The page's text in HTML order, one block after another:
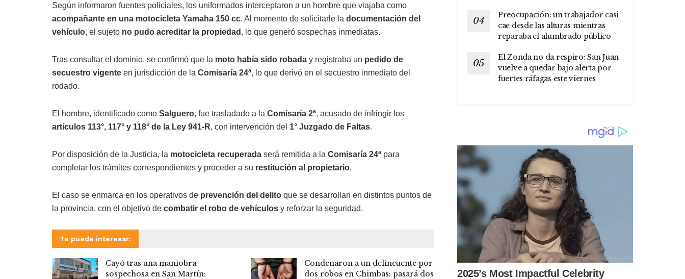
Según informaron fuentes policiales, los uniformados interceptaron a un hombre que viajaba como
acompañante en una motocicleta Yamaha 150 cc. Al momento de solicitarle la documentación del
vehículo, el sujeto no pudo acreditar la propiedad , lo que generó sospechas inmediatas.
Tras consultar el dominio, se confirmó que la moto había sido robada y registraba un pedido de
secuestro vigente en jurisdicción de la Comisaría 24ª, lo que derivó en el secuestro inmediato del
rodado.
El hombre, identificado como Salguero, fue trasladado a la Comisaría 2ª, acusado de infringir los
artículos 113°, 117° y 118° de la Ley 941-R, con intervención del 1° Juzgado de Faltas.
Por disposición de la Justicia, la motocicleta recuperada será remitida a la Comisaría 24ª para
completar los trámites correspondientes y proceder a su restitución al propietario.
El caso se enmarca en los operativos de prevención del delito que se desarrollan en distintos puntos de
la provincia, con el objetivo de combatir el robo de vehículos y reforzar la seguridad.
Te puede interesar:
Cayó tras una maniobra
sospechosa en San Martín:
Condenaron a un delincuente por
dos robos en Chimbas: pasará dos
Preocupación: un trabajador casi
cae desde las alturas mientras
reparaba el alumbrado público
El Zonda no da respiro: San Juan
vuelve a quedar bajo alerta por
fuertes ráfagas este viernes